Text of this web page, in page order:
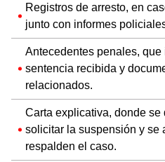
Registros de arresto, en
junto con informes
Antecedentes penales,
sentencia recibida y
relacionados.
Carta explicativa, donde
solicitar la suspensión y se
respalden el caso.